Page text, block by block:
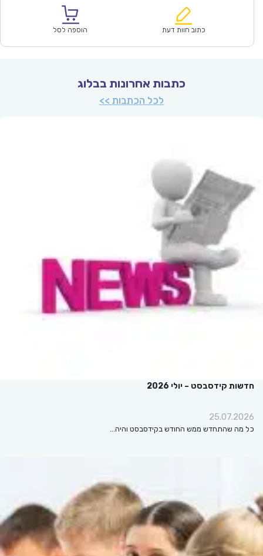
₪67.00.
הוא:
כתוב חוות דעת הוספה לסל
כתבות אחרונות בבלוג
לכל הכתבות >>
חדשות קידסבסט – יולי 2026
25.07.2026
כל מה שהתחדש ממש החודש בקידסבסט והיה…